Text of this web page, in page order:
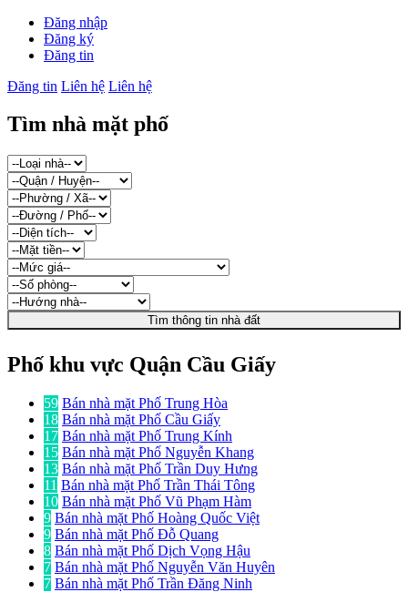
Đăng nhập
Đăng ký
Đăng tin
Đăng tin Liên hệ Liên hệ
Tìm nhà mặt phố
Tìm thông tin nhà đất
Phố khu vực Quận Cầu Giấy
59 Bán nhà mặt Phố Trung Hòa
18 Bán nhà mặt Phố Cầu Giấy
17 Bán nhà mặt Phố Trung Kính
15 Bán nhà mặt Phố Nguyễn Khang
13 Bán nhà mặt Phố Trần Duy Hưng
11 Bán nhà mặt Phố Trần Thái Tông
10 Bán nhà mặt Phố Vũ Phạm Hàm
9 Bán nhà mặt Phố Hoàng Quốc Việt
9 Bán nhà mặt Phố Đỗ Quang
8 Bán nhà mặt Phố Dịch Vọng Hậu
7 Bán nhà mặt Phố Nguyễn Văn Huyên
7 Bán nhà mặt Phố Trần Đăng Ninh